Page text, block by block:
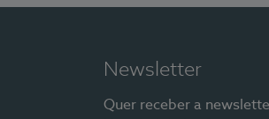
Newsletter
Quer receber a